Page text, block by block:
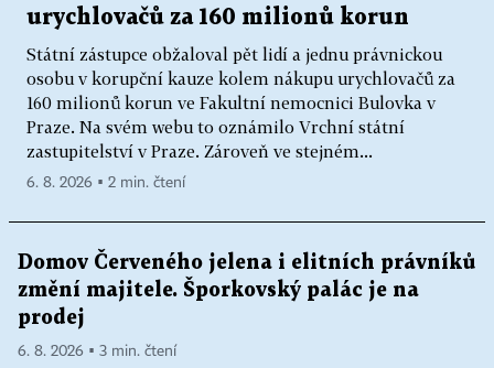
urychlovačů za 160 milionů korun
Státní zástupce obžaloval pět lidí a jednu právnickou
osobu v korupční kauze kolem nákupu urychlovačů za
160 milionů korun ve Fakultní nemocnici Bulovka v
Praze. Na svém webu to oznámilo Vrchní státní
zastupitelství v Praze. Zároveň ve stejném...
6. 8. 2026 ▪ 2 min. čtení
Domov Červeného jelena i elitních právníků
změní majitele. Šporkovský palác je na
prodej
6. 8. 2026 ▪ 3 min. čtení